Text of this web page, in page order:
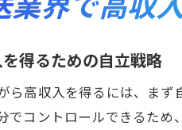
得るための自立戦略
ら高収入を得るには、ま
でコントロールできるた